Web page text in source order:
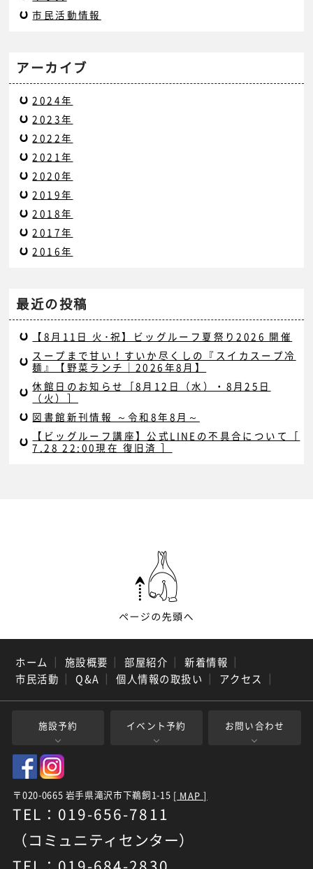
市民活動情報
アーカイブ
2024年
2023年
2022年
2021年
2020年
2019年
2018年
2017年
2016年
最近の投稿
【8月11日 火･祝】ビッグルーフ夏祭り2026 開催
スープまで甘い！すいか尽くしの『スイカスープ冷
麺』【野菜ランチ｜2026年8月】
休館日のお知らせ［8月12日（水）・8月25日
（火）］
図書館新刊情報 ～令和8年8月～
【ビッグルーフ講座】公式LINEの不具合について［
7.28 22:00現在 復旧済 ］
ホーム ｜ 施設概要 ｜ 部屋紹介 ｜ 新着情報 ｜
市民活動 ｜ Q&A ｜ 個人情報の取扱い ｜ アクセス ｜
施設予約 イベント予約 お問い合わせ
〒020-0665 岩手県滝沢市下鵜飼1-15 [ MAP ]
TEL：019-656-7811
（コミュニティセンター）